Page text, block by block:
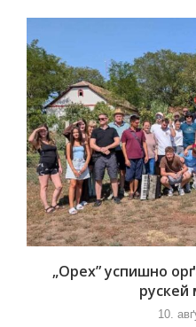
„Орех” успишно
10.